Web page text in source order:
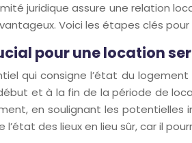
juridique assure une relation
Voici les étapes clés
pour une location
qui consigne l’état du
et à la fin de la période de
en soulignant les
des lieux en lieu sûr, car il